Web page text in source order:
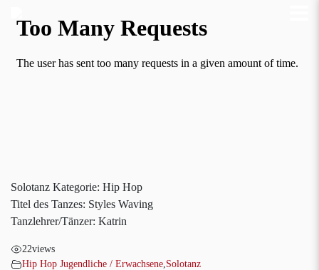
Solotanz Kategorie: Hip Hop
Titel des Tanzes: Styles Waving
Tanzlehrer/Tänzer: Katrin
22views
Hip Hop Jugendliche / Erwachsene Solotanz